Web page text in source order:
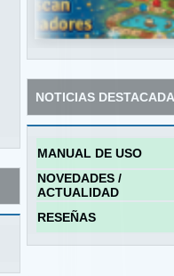
NOTICIAS
MANUAL DE USO
NOVEDADES /
ACTUALIDAD
RESEÑAS